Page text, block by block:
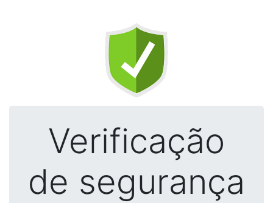
Verificação
de segurança